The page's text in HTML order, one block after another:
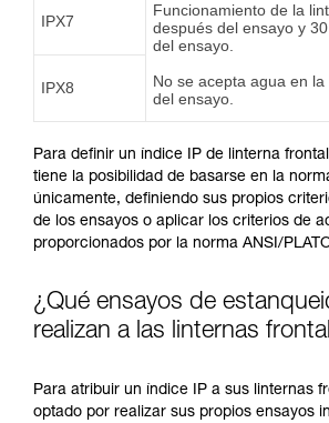
IPX7
Funcionamiento de la
después del ensayo y
del ensayo.
No se acepta agua en
del ensayo.
IPX8
Para definir un índice IP de linterna
tiene la posibilidad de basarse en la
únicamente, definiendo sus propios
de los ensayos o aplicar los criterios de
proporcionados por la norma ANSI/
¿Qué ensayos de
realizan a las linternas
Para atribuir un índice IP a sus linternas
optado por realizar sus propios ensayos